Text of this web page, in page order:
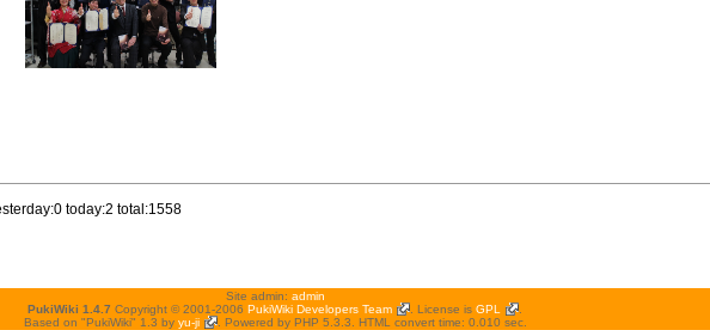
today:2 total:1558
Site admin: admin
PukiWiki 1.4.7 Copyright © 2001-2006 PukiWiki Developers Team . License is GPL
Based on "PukiWiki" 1.3 by yu-ji . Powered by PHP 5.3.3. HTML convert time: 0.010 sec.